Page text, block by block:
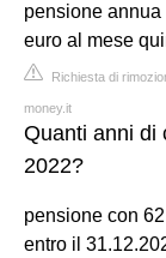
pensione
euro al mese
Richiesta di
money.it
Quanti anni di
2022?
pensione con
entro il